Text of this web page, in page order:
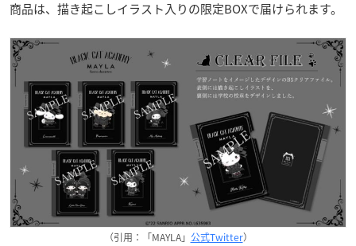
商品は、描き起こしイラスト入りの限定BOXで届けられます。
（引用：「MAYLA」 公式Twitter）